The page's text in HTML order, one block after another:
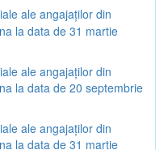
ale angajaților din
la data de 31 martie
ale angajaților din
la data de 20 septembrie
ale angajaților din
la data de 31 martie